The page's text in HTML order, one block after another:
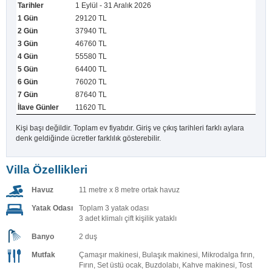
1 Eylül - 31 Aralık 2026
29120 TL
37940 TL
46760 TL
55580 TL
64400 TL
76020 TL
87640 TL
11620 TL
Kişi başı değildir. Toplam ev fiyatıdır. Giriş ve çıkış tarihleri farklı aylara
denk geldiğinde ücretler farklılık gösterebilir.
Villa Özellikleri
Havuz 11 metre x 8 metre ortak havuz
Yatak Odası
Toplam 3 yatak odası
3 adet klimalı çift kişilik yataklı
Banyo 2 duş
Mutfak
Çamaşır makinesi, Bulaşık makinesi, Mikrodalga fırın,
Fırın, Set üstü ocak, Buzdolabı, Kahve makinesi, Tost